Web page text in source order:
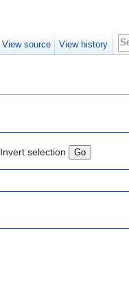
Invert selection
View source View history